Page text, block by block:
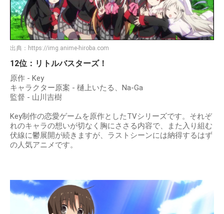
出典： https://img.anime-hiroba.com
12位：リトルバスターズ！
原作 - Key
キャラクター原案 - 樋上いたる、Na-Ga
監督 - 山川吉樹
Key制作の恋愛ゲームを原作としたTVシリーズです。それぞ
れのキャラの想いが切なく胸にささる内容で、また入り組む
伏線に鬱展開が続きますが、ラストシーンには納得するはず
の人気アニメです。